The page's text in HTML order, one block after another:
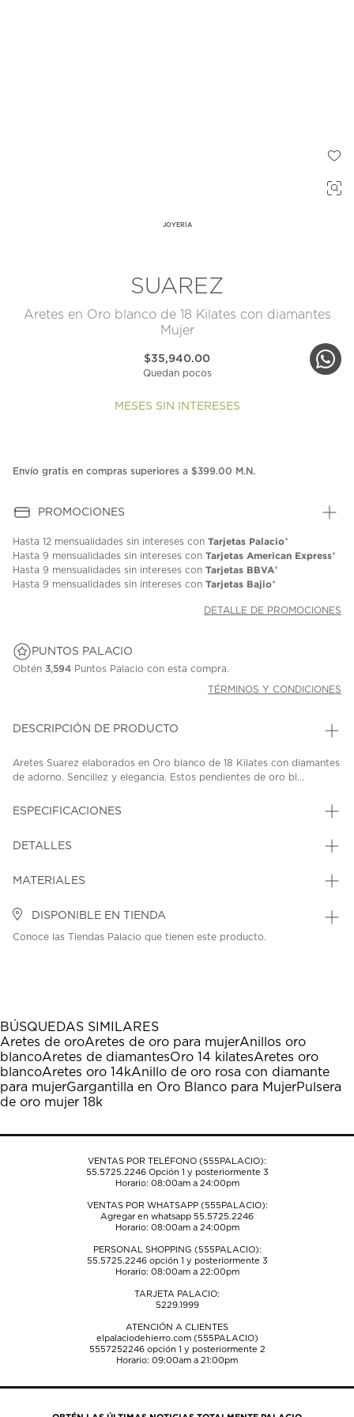
JOYERÍA
SUAREZ
Aretes en Oro blanco de 18 Kilates con diamantes
Mujer
$35,940.00
Quedan pocos
MESES SIN INTERESES
Envío gratis en compras superiores a $399.00 M.N.
PROMOCIONES
Hasta 12 mensualidades sin intereses con Tarjetas Palacio*
Hasta 9 mensualidades sin intereses con Tarjetas American Express*
Hasta 9 mensualidades sin intereses con Tarjetas BBVA*
Hasta 9 mensualidades sin intereses con Tarjetas Bajio*
DETALLE DE PROMOCIONES
PUNTOS PALACIO
Obtén 3,594 Puntos Palacio con esta compra.
TÉRMINOS Y CONDICIONES
DESCRIPCIÓN DE PRODUCTO
Aretes Suarez elaborados en Oro blanco de 18 Kilates con diamantes
de adorno. Sencillez y elegancia. Estos pendientes de oro bl...
ESPECIFICACIONES
DETALLES
MATERIALES
DISPONIBLE EN TIENDA
Conoce las Tiendas Palacio que tienen este producto.
BÚSQUEDAS SIMILARES
Aretes de oroAretes de oro para mujerAnillos oro
blancoAretes de diamantesOro 14 kilatesAretes oro
blancoAretes oro 14kAnillo de oro rosa con diamante
para mujerGargantilla en Oro Blanco para MujerPulsera
de oro mujer 18k
VENTAS POR TELÉFONO (555PALACIO):
55.5725.2246Opción 1 y posteriormente 3
Horario: 08:00am a 24:00pm
VENTAS POR WHATSAPP (555PALACIO):
Agregar en whatsapp 55.5725.2246
Horario: 08:00am a 24:00pm
PERSONAL SHOPPING (555PALACIO):
55.5725.2246opción 1 y posteriormente 3
Horario: 08:00am a 22:00pm
TARJETA PALACIO:
5229.1999
ATENCIÓN A CLIENTES
elpalaciodehierro.com (555PALACIO)
5557252246opción 1 y posteriormente 2
Horario: 09:00am a 21:00pm